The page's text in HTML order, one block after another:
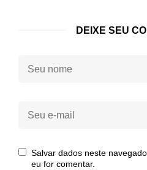
DEIXE SEU
Seu
nome:
Seu
Salvar dados neste
eu for comentar.